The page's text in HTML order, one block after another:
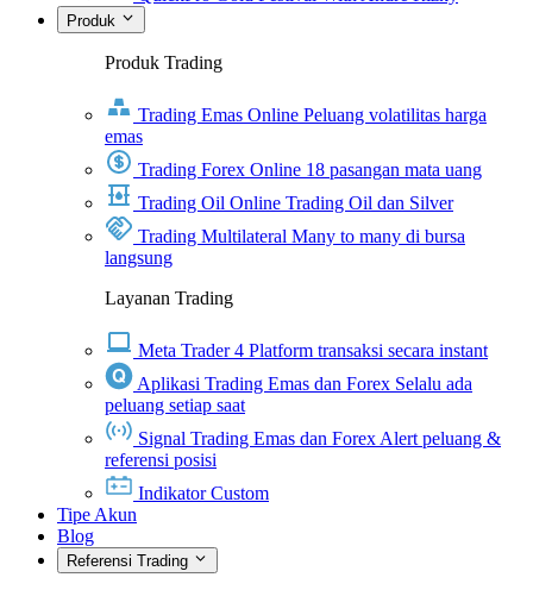
Produk
Produk Trading
Trading Emas Online Peluang volatilitas harga
emas
Trading Forex Online 18 pasangan mata uang
Trading Oil Online Trading Oil dan Silver
Trading Multilateral Many to many di bursa
langsung
Layanan Trading
Meta Trader 4 Platform transaksi secara instant
Aplikasi Trading Emas dan Forex Selalu ada
peluang setiap saat
Signal Trading Emas dan Forex Alert peluang &
referensi posisi
Indikator Custom
Tipe Akun
Blog
Referensi Trading